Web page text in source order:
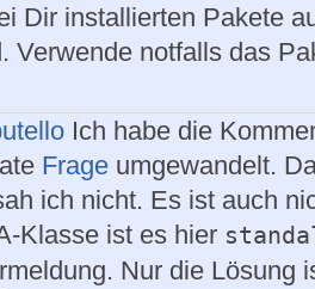
Dir installierten Pakete
Verwende notfalls das
Ich habe die
Frage umgewandelt.
ich nicht. Es ist auch
Klasse ist es hier
Nur die Lösung